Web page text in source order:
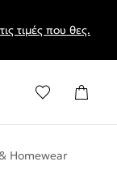
τιμές που θες.
Homewear